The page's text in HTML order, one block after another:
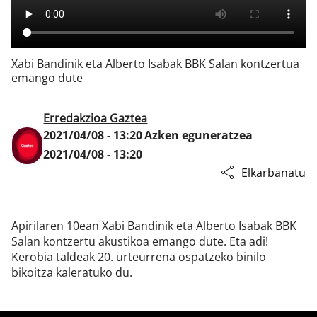
Xabi Bandinik eta Alberto Isabak BBK Salan kontzertua
emango dute
Erredakzioa Gaztea
2021/04/08 - 13:20Azken eguneratzea
2021/04/08 - 13:20
Elkarbanatu
Apirilaren 10ean Xabi Bandinik eta Alberto Isabak BBK
Salan kontzertu akustikoa emango dute. Eta adi!
Kerobia taldeak 20. urteurrena ospatzeko binilo
bikoitza kaleratuko du.